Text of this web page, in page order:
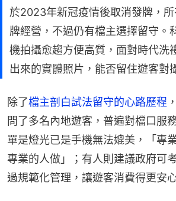
於2023年新冠疫情後取消發牌，
牌經營，不過仍有檔主選擇留守。
機拍攝愈趨方便高質，面對時代洗
出來的實體照片，能否留住遊客對
除了檔主剖白試法留守的心路歷程
問了多名內地遊客，普遍對檔口服
單是燈光已是手機無法媲美，「專
專業的人做」；有人則建議政府可
過規範化管理，讓遊客消費得更安